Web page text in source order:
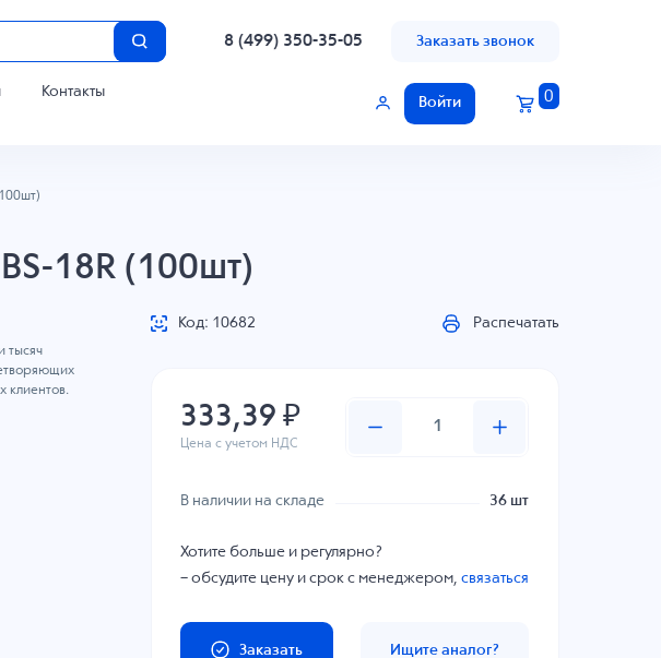
8 (499) 350-35-05 Заказать звонок
Контакты
Войти 0
18R (100шт)
тысяч
клиентов.
Код: 10682 Распечатать
333,39 ₽
Цена с учетом НДС
В наличии на складе 36 шт
Хотите больше и регулярно?
– обсудите цену и срок с менеджером,связаться
Заказать Ищите аналог?